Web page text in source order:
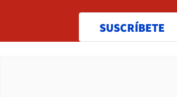
SUSCRÍBETE